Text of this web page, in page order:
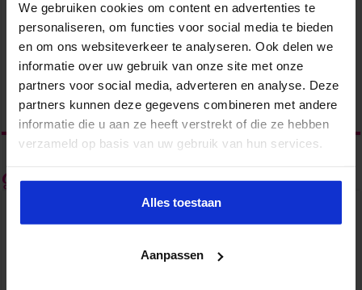
We gebruiken cookies om content en advertenties te
personaliseren, om functies voor social media te bieden
en om ons websiteverkeer te analyseren. Ook delen we
informatie over uw gebruik van onze site met onze
partners voor social media, adverteren en analyse. Deze
partners kunnen deze gegevens combineren met andere
informatie die u aan ze heeft verstrekt of die ze hebben
verzameld op basis van uw gebruik van hun services.
Alles toestaan
Aanpassen
Waarom soft skills belangrijker worden in een wereld
vol AI
2 weken ago
Geef een reactie
gemarkeerd met*